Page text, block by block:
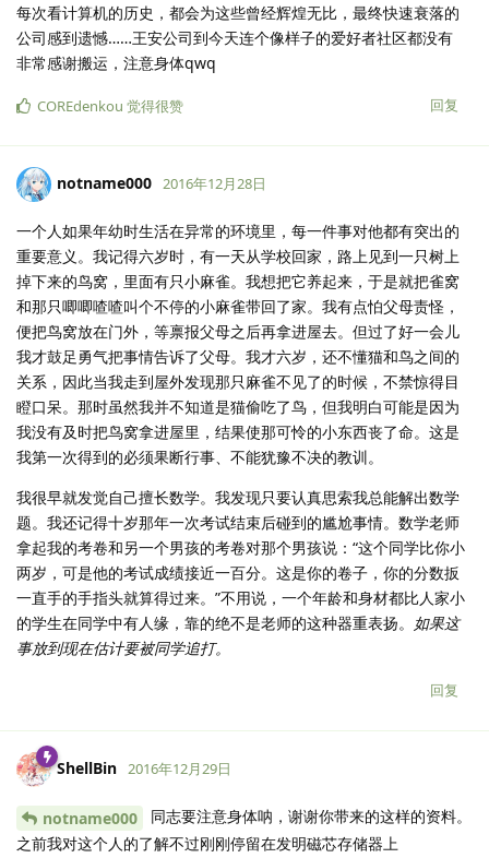
每次看计算机的历史，都会为这些曾经辉煌无比，最终快速衰落的
公司感到遗憾……王安公司到今天连个像样子的爱好者社区都没有
非常感谢搬运，注意身体qwq
回复
COREdenkou 觉得很赞
notname000 2016年12月28日
一个人如果年幼时生活在异常的环境里，每一件事对他都有突出的
重要意义。我记得六岁时，有一天从学校回家，路上见到一只树上
掉下来的鸟窝，里面有只小麻雀。我想把它养起来，于是就把雀窝
和那只唧唧喳喳叫个不停的小麻雀带回了家。我有点怕父母责怪，
便把鸟窝放在门外，等禀报父母之后再拿进屋去。但过了好一会儿
我才鼓足勇气把事情告诉了父母。我才六岁，还不懂猫和鸟之间的
关系，因此当我走到屋外发现那只麻雀不见了的时候，不禁惊得目
瞪口呆。那时虽然我并不知道是猫偷吃了鸟，但我明白可能是因为
我没有及时把鸟窝拿进屋里，结果使那可怜的小东西丧了命。这是
我第一次得到的必须果断行事、不能犹豫不决的教训。
我很早就发觉自己擅长数学。我发现只要认真思索我总能解出数学
题。我还记得十岁那年一次考试结束后碰到的尴尬事情。数学老师
拿起我的考卷和另一个男孩的考卷对那个男孩说：“这个同学比你小
两岁，可是他的考试成绩接近一百分。这是你的卷子，你的分数扳
一直手的手指头就算得过来。”不用说，一个年龄和身材都比人家小
的学生在同学中有人缘，靠的绝不是老师的这种器重表扬。 如果这
事放到现在估计要被同学追打。
回复
ShellBin 2016年12月29日
notname000
同志要注意身体呐，谢谢你带来的这样的资料。
之前我对这个人的了解不过刚刚停留在发明磁芯存储器上